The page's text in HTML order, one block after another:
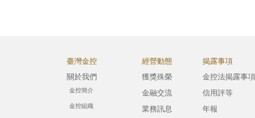
臺灣金控
關於我們
金控簡介
金控組織
經營動態
獲獎殊榮
金融交流
業務訊息
揭露事項
金控法揭露事項
信用評等
年報